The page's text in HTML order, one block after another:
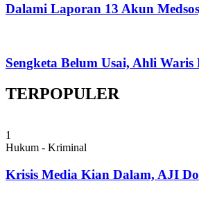
Dalami Laporan 13 Akun
Sengketa Belum Usai, Ahli
TERPOPULER
1
Hukum - Kriminal
Krisis Media Kian Dalam, AJI